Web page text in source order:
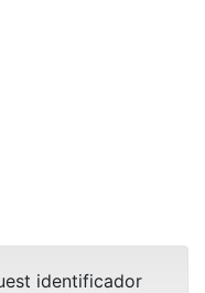
identificador